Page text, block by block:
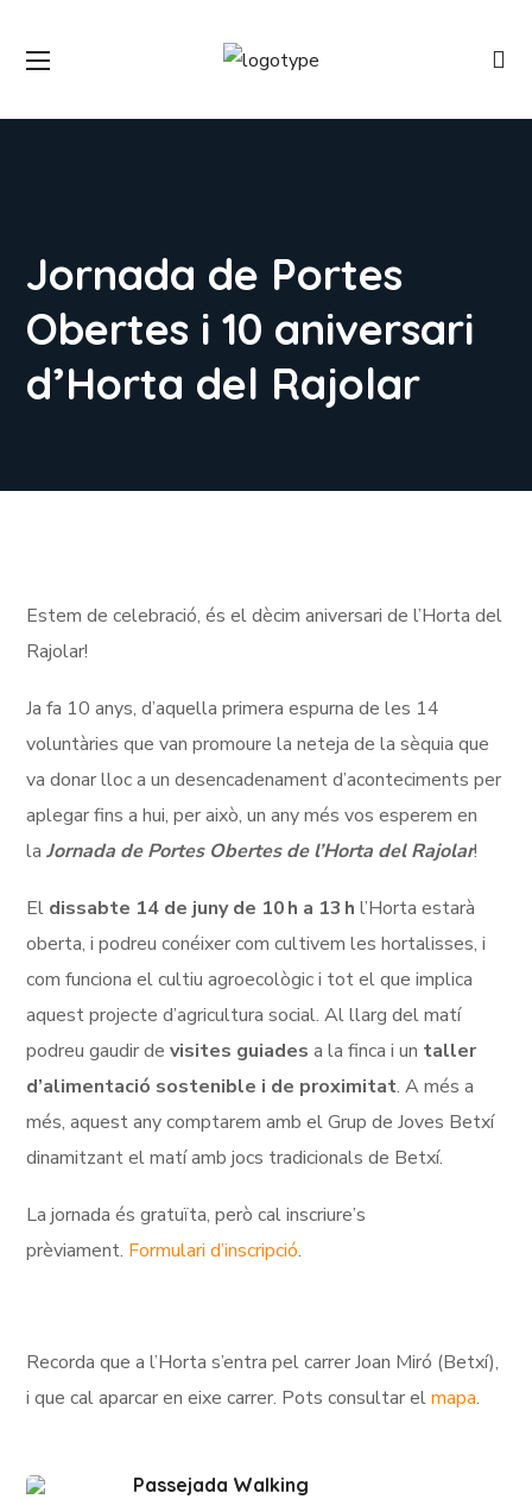
Jornada de Portes
Obertes i 10 aniversari
d’Horta del Rajolar
Estem de celebració, és el dècim aniversari de l’Horta del
Rajolar!
Ja fa 10 anys, d’aquella primera espurna de les 14
voluntàries que van promoure la neteja de la sèquia que
va donar lloc a un desencadenament d’aconteciments per
aplegar fins a hui, per això, un any més vos esperem en
laJornada de Portes Obertes de l’Horta del Rajolar!
El dissabte 14 de juny de 10 h a 13 h l’Horta estarà
oberta, i podreu conéixer com cultivem les hortalisses, i
com funciona el cultiu agroecològic i tot el que implica
aquest projecte d’agricultura social. Al llarg del matí
podreu gaudir de visites guiadesa la finca i un taller
d’alimentació sostenible i de proximitat. A més a
més, aquest any comptarem amb el Grup de Joves Betxí
dinamitzant el matí amb jocs tradicionals de Betxí.
La jornada és gratuïta, però cal inscriure’s
prèviament. Formulari d’inscripció.
Recorda que a l’Horta s’entra pel carrer Joan Miró (Betxí),
i que cal aparcar en eixe carrer. Pots consultar elmapa.
Passejada Walking